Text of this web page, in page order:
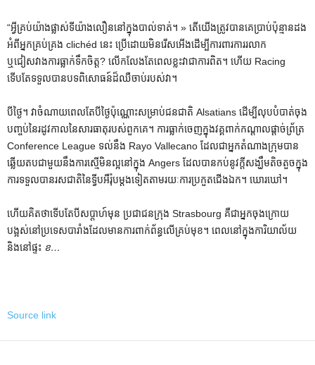
“អ្វីគ្រប់យ៉ាងផ្លាស់ទីយ៉ាងលឿននៅក្នុងបាល់ទាត់។ » តើយើងត្រូវបានគេប្រាប់ប៉ុន្មានដង
អំពីអ្នកគ្រប់គ្រង clichéd នេះ ប្រើដោយមិនរើសអើងដើម្បីការពារការរលាក
ឬជៀសវាងការធ្លាក់ទឹកចិត្ត? លើកលែងតែពេលខ្លះវាជាការពិត។ ហើយ Racing
ទើបតែទទួលបានបទពិសោធន៍ដ៏ឈឺចាប់របស់វា។
បីថ្ងៃ។ វាចំណាយពេលតែបីថ្ងៃប៉ុណ្ណោះសម្រាប់ជនជាតិ Alsatians ដើម្បីលុបបំបាត់ចុង
បញ្ចប់នៃរដូវកាលនៃសារធាតុរបស់ពួកគេ។ ការធ្លាក់ចេញក្នុងវគ្គពាក់កណ្តាលផ្តាច់ព្រ័ត្រ
Conference League ទល់នឹង Rayo Vallecano ដែលជាអ្នកតំណាងក្រុមបាន
ឆ្លើយតបជាមួយនឹងការស្មើមិនល្អនៅក្នុង Angers ដែលបានកប់នូវក្តីសង្ឃឹមតិចតួចក្នុង
ការទទួលបានរសជាតិនៃទ្វីបអឺរ៉ុបម្តងទៀតតាមរយៈការប្រកួតជើងឯក។ ឃោរឃៅ។
ហើយ​គិត​ថា​ទើប​តែ​បី​សប្តាហ៍​មុន ប្រជាជន​ក្រុង Strasbourg គឺ​ជា​អ្នក​ចុង​ក្រោយ​
បង្អស់​នៅ​ប្រទេស​បារាំង​ដែល​មាន​ការ​ពាក់ព័ន្ធ​លើ​គ្រប់​មុខ។ ពេលនៅក្នុងការិយាល័យ
និងនៅផ្ទះ ខ…
Source link